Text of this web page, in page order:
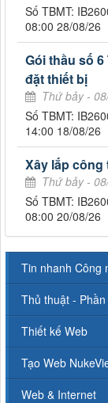
Số TBMT:
08:00 28/08/26
Gói thầu số
đặt thiết bị
Thứ bảy -
Số TBMT:
14:00 18/08/26
Xây lắp công
Thứ bảy -
Số TBMT:
08:00 20/08/26
Tin nhanh Công
Thủ thuật -
Thiết kế Web
Tạo Web
Web & Internet